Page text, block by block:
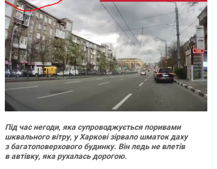
Під час негоди, яка супроводжується поривами
шквального вітру, у Харкові зірвало шматок даху
з багатоповерхового будинку. Він ледь не влетів
в автівку, яка рухалась дорогою.